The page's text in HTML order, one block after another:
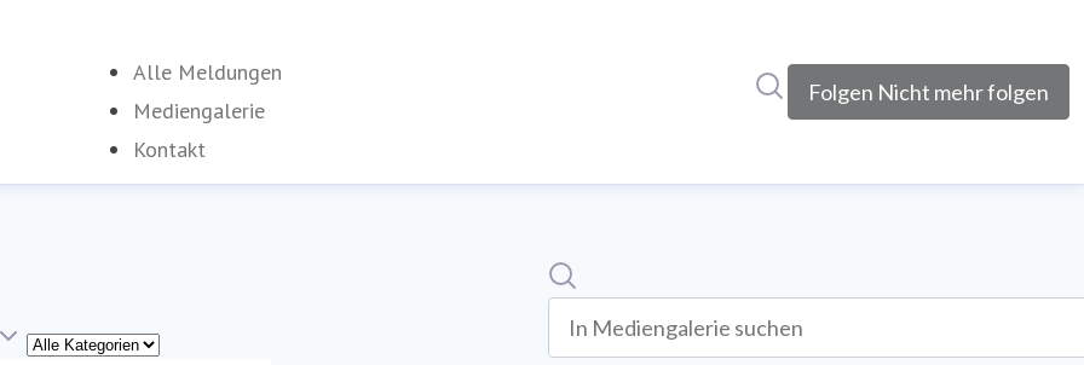
Alle Meldungen
Mediengalerie
Kontakt
Folgen Nicht mehr folgen
Kategorie
Suche
In mediengalerie suchen